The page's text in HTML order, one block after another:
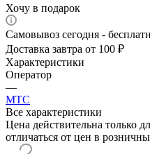
Хочу в подарок
Самовывоз сегодня -
Доставка завтра от 100 ₽
Характеристики
Оператор
—
МТС
Все характеристики
Цена действительна только
отличаться от цен в